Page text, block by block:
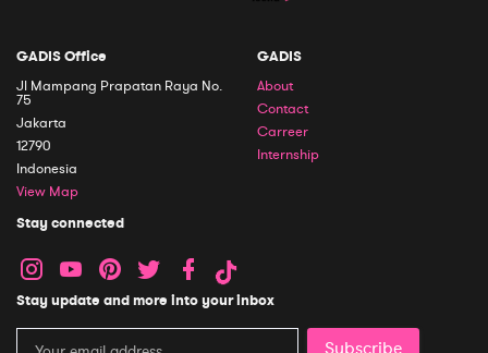
GADIS Office
Jl Mampang Prapatan Raya No.
75
Jakarta
12790
Indonesia
View Map
GADIS
About
Contact
Carreer
Internship
Stay connected
Stay update and more into your inbox
Subscribe